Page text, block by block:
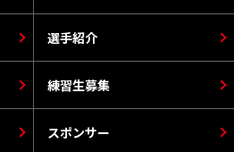
選手紹介
スポンサー
練習生募集